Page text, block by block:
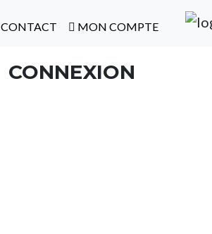
CONTACT MON COMPTE
CONNEXION